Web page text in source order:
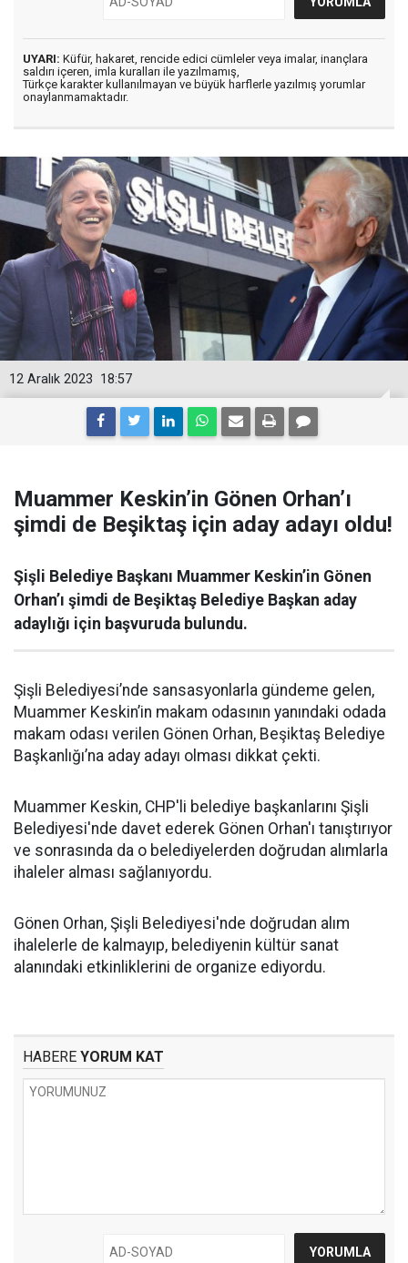
UYARI: Küfür, hakaret, rencide edici cümleler veya imalar, inançlara
saldırı içeren, imla kuralları ile yazılmamış,
Türkçe karakter kullanılmayan ve büyük harflerle yazılmış yorumlar
onaylanmamaktadır.
18:57
12 Aralık 2023
Muammer Keskin’in Gönen Orhan’ı
şimdi de Beşiktaş için aday adayı oldu!
Şişli Belediye Başkanı Muammer Keskin’in Gönen
Orhan’ı şimdi de Beşiktaş Belediye Başkan aday
adaylığı için başvuruda bulundu.
Şişli Belediyesi’nde sansasyonlarla gündeme gelen,
Muammer Keskin’in makam odasının yanındaki odada
makam odası verilen Gönen Orhan, Beşiktaş Belediye
Başkanlığı’na aday adayı olması dikkat çekti.
Muammer Keskin, CHP'li belediye başkanlarını Şişli
Belediyesi'nde davet ederek Gönen Orhan'ı tanıştırıyor
ve sonrasında da o belediyelerden doğrudan alımlarla
ihaleler alması sağlanıyordu.
Gönen Orhan, Şişli Belediyesi'nde doğrudan alım
ihalelerle de kalmayıp, belediyenin kültür sanat
alanındaki etkinliklerini de organize ediyordu.
HABERE YORUM KAT